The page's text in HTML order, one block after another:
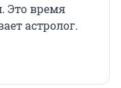
Это время
астролог.